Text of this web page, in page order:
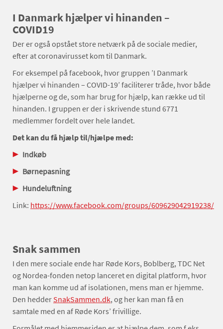
I Danmark hjælper vi hinanden –
COVID19
Der er også opstået store netværk på de sociale medier,
efter at coronavirusset kom til Danmark.
For eksempel på facebook, hvor gruppen ’I Danmark
hjælper vi hinanden – COVID-19’ faciliterer tråde, hvor både
hjælperne og de, som har brug for hjælp, kan række ud til
hinanden. I gruppen er der i skrivende stund 6771
medlemmer fordelt over hele landet.
Det kan du få hjælp til/hjælpe med:
Indkøb
Børnepasning
Hundeluftning
Link: https://www.facebook.com/groups/609629042919238/
Snak sammen
I den mere sociale ende har Røde Kors, Boblberg, TDC Net
og Nordea-fonden netop lanceret en digital platform, hvor
man kan komme ud af isolationen, mens man er hjemme.
Den hedder SnakSammen.dk, og her kan man få en
samtale med en af Røde Kors’ frivillige.